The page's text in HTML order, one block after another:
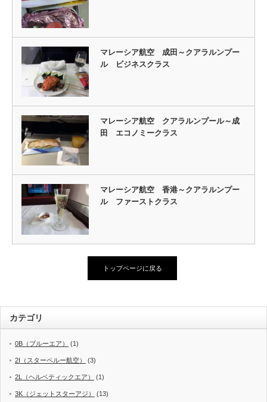
マレーシア航空 成田～クアラルンプー
ル ビジネスクラス
マレーシア航空 クアラルンプール～成
田 エコノミークラス
マレーシア航空 香港～クアラルンプー
ル ファーストクラス
トップページに戻る
カテゴリ
0B（ブルーエア） (1)
2I（スターペルー航空） (3)
2L（ヘルベティックエア） (1)
3K（ジェットスターアジ） (13)